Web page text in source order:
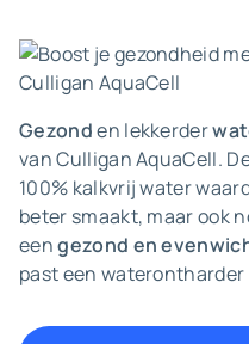
Gezonden lekkerder
van Culligan AquaCell.
100% kalkvrij water
beter smaakt, maar ook
eengezond en
past een